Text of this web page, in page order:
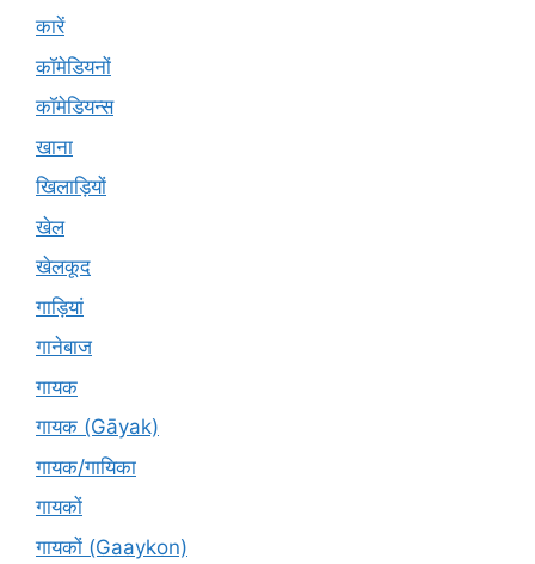
कारें
कॉमेडियनों
कॉमेडियन्स
खाना
खिलाड़ियों
खेल
खेलकूद
गाड़ियां
गानेबाज
गायक
गायक (Gāyak)
गायक/गायिका
गायकों
गायकों (Gaaykon)